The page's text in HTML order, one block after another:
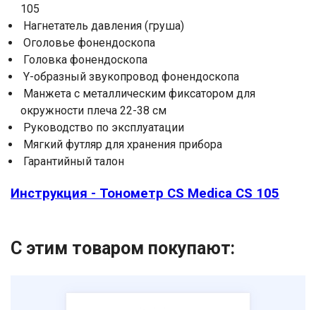
105
Нагнетатель давления (груша)
Оголовье фонендоскопа
Головка фонендоскопа
Y-образный звукопровод фонендоскопа
Манжета с металлическим фиксатором для
окружности плеча 22-38 см
Руководство по эксплуатации
Мягкий футляр для хранения прибора
Гарантийный талон
Инструкция - Тонометр CS Medica CS 105
С этим товаром покупают: